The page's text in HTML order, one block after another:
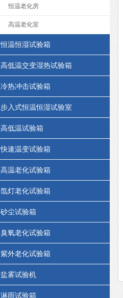
恒温老化房
高温老化室
恒温恒湿试验箱
高低温交变湿热试验箱
冷热冲击试验箱
步入式恒温恒湿试验室
高低温试验箱
快速温变试验箱
高温老化试验箱
氙灯老化试验箱
砂尘试验箱
臭氧老化试验箱
紫外老化试验箱
盐雾试验机
淋雨试验箱